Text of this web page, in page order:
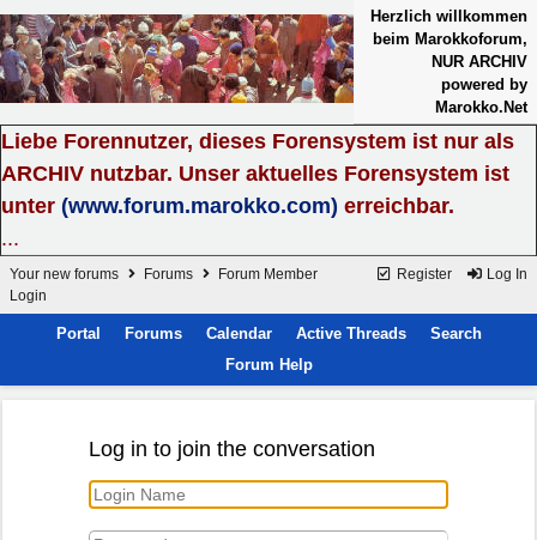
Herzlich willkommen
beim Marokkoforum,
NUR ARCHIV
powered by
Marokko.Net
Liebe Forennutzer, dieses Forensystem ist nur als
ARCHIV nutzbar. Unser aktuelles Forensystem ist
unter (www.forum.marokko.com) erreichbar.
...
Register Log In
Your new forums Forums
Forum Member
Login
Portal Forums Calendar Active Threads
Search
Forum Help
Log in to join the conversation